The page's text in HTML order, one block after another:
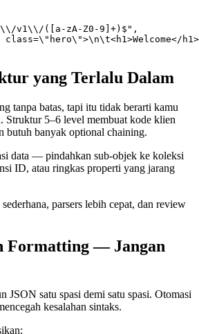
v1\\/([a-zA-Z0-9]+)$",
class=\"hero\">\n\t<h1>Welcome</
yang Terlalu Dalam
tanpa batas, tapi itu tidak berarti kamu
Struktur 5–6 level membuat kode klien
butuh banyak optional chaining.
data — pindahkan sub-objek ke koleksi
ID, atau ringkas properti yang jarang
parsers lebih cepat, dan review
Formatting — Jangan
JSON satu spasi demi satu spasi. Otomasi
kesalahan sintaks.